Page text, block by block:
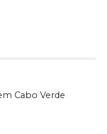
Cabo Verde